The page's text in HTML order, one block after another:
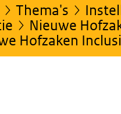
Thema's
Nieuwe
Hofzaken